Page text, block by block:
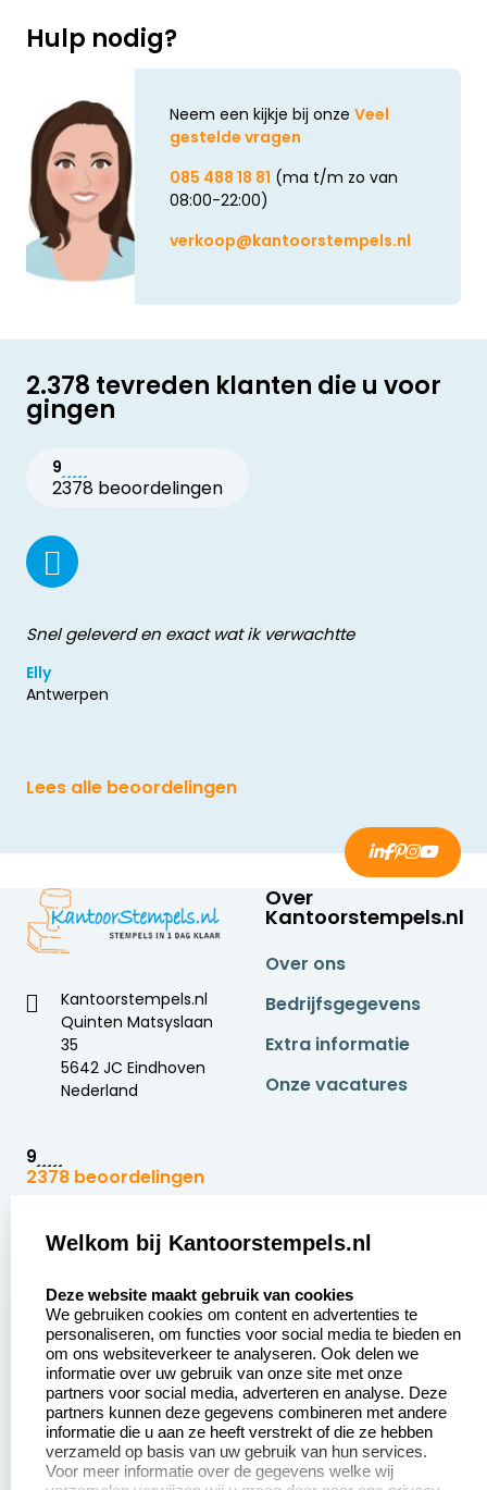
Hulp nodig?
Neem een kijkje bij onze Veel
gestelde vragen
085 488 18 81 (ma t/m zo van
08:00-22:00)
verkoop@kantoorstempels.nl
2.378 tevreden klanten die u voor
gingen
9
2378 beoordelingen
Snel geleverd en exact wat ik verwachtte
Elly
Antwerpen
Lees alle beoordelingen
Kantoorstempels.nl
Quinten Matsyslaan
35
5642 JC Eindhoven
Nederland
9
2378 beoordelingen
Over
Kantoorstempels.nl
Over ons
Bedrijfsgegevens
Extra informatie
Onze vacatures
Zakelijk:
Aanvraag op maat
Betaling &
Verzending
Wederverkoper
worden
Sale
Klantenservice:
Contact opnemen
Veel gestelde vragen
Retourneren
Herroepingsrecht
Welkom bij Kantoorstempels.nl
Deze website maakt gebruik van cookies
We gebruiken cookies om content en advertenties te
personaliseren, om functies voor social media te bieden en
om ons websiteverkeer te analyseren. Ook delen we
informatie over uw gebruik van onze site met onze
partners voor social media, adverteren en analyse. Deze
partners kunnen deze gegevens combineren met andere
informatie die u aan ze heeft verstrekt of die ze hebben
verzameld op basis van uw gebruik van hun services.
Voor meer informatie over de gegevens welke wij